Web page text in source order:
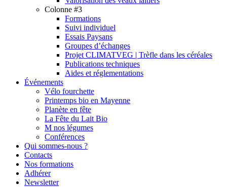
Colonne #3
Formations
Suivi individuel
Essais Paysans
Groupes d’échanges
Projet CLIMATVEG | Trèfle dans les céréales
Publications techniques
Aides et réglementations
Événements
Vélo fourchette
Printemps bio en Mayenne
Planète en fête
La Fête du Lait Bio
M nos légumes
Conférences
Qui sommes-nous ?
Contacts
Nos formations
Adhérer
Newsletter